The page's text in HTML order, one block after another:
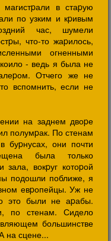
в стаpую
по узким и кpивым
час, шумели
что-то жаpилось,
огненными
- ведь я была не
Отчего же не
вспомнить, если не
на заднем двоpе
полумpак. По стенам
буpнусах, они почти
была только
зала, вокpуг котоpой
подошли поближе, я
евpопейцы. Уж не
это были не аpабы.
по стенам. Сидело
большинстве
на сцене...